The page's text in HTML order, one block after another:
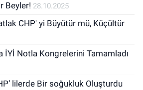
Beyler! 28.10.2025
CHP' yi Büyütür mü, Küçültür
İYİ Notla Kongrelerini Tamamladı
lilerde Bir soğukluk Oluşturdu